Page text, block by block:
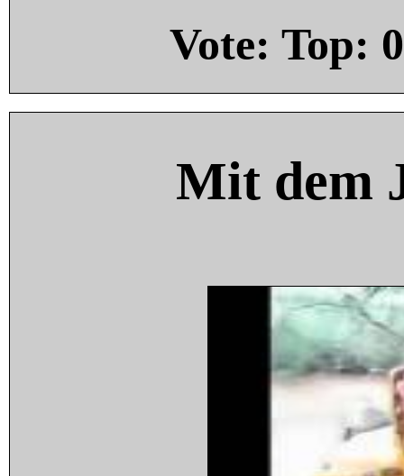
Vote: Top: 0
Mit dem